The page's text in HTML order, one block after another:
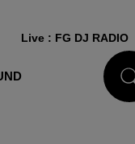
Live : FG DJ RADIO